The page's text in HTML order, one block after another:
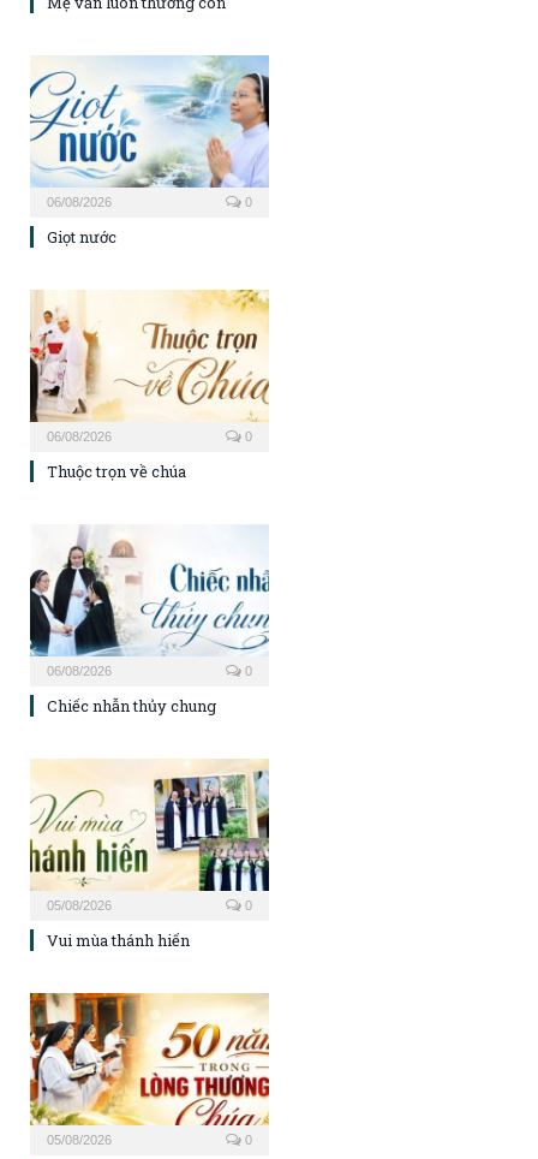
06/08/2026 0
Giọt nước
06/08/2026 0
Thuộc trọn về chúa
06/08/2026 0
Chiếc nhẫn thủy chung
05/08/2026 0
Vui mùa thánh hiến
05/08/2026 0